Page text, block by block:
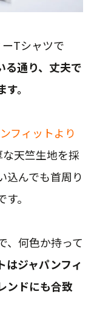
Tシャツで
る通り、丈夫で
。
フィットより
天竺生地を採
込んでも首周り
。
、何色か持って
はジャパンフィ
ンドにも合致